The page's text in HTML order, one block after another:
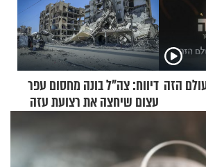
הזה דיווח: צה"ל בונה מחסום עפר
עצום שיחצה את רצועת עזה